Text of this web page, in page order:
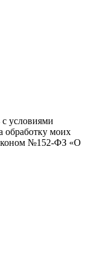
условиями
обработку моих
№152-ФЗ «О